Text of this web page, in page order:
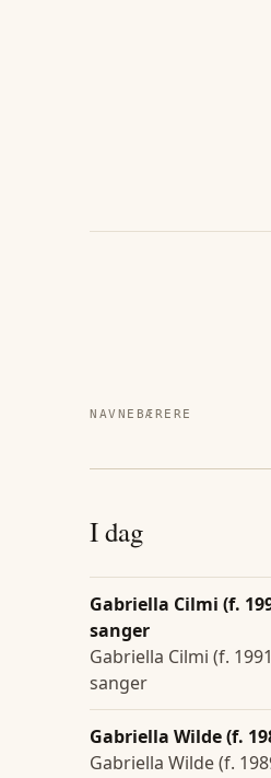
NAVNEBÆRERE
I dag
Gabriella Cilmi (f.
sanger
Gabriella Cilmi (f.
sanger
Gabriella Wilde (f.
Gabriella Wilde (f.